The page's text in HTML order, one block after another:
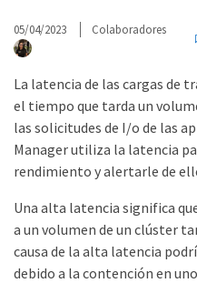
05/04/2023 Colaboradores
La latencia de las cargas de
el tiempo que tarda un
las solicitudes de I/o de las
Manager utiliza la latencia
rendimiento y alertarle de
Una alta latencia significa
a un volumen de un clúster
causa de la alta latencia
debido a la contención en